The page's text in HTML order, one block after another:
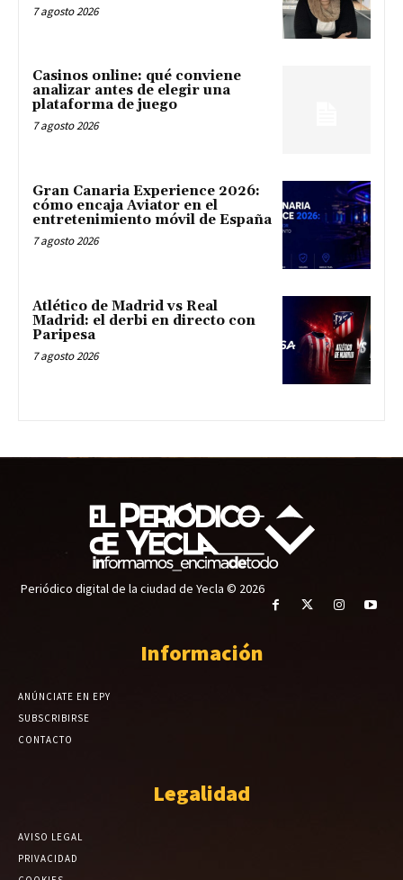
7 agosto 2026
Casinos online: qué conviene
analizar antes de elegir una
plataforma de juego
7 agosto 2026
Gran Canaria Experience 2026:
cómo encaja Aviator en el
entretenimiento móvil de España
7 agosto 2026
Atlético de Madrid vs Real
Madrid: el derbi en directo con
Paripesa
7 agosto 2026
Periódico digital de la ciudad de Yecla © 2026
Información
ANÚNCIATE EN EPY
SUBSCRIBIRSE
CONTACTO
Legalidad
AVISO LEGAL
PRIVACIDAD